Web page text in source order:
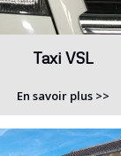
Taxi VSL
En savoir plus >>